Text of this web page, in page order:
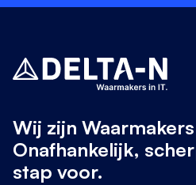
Wij zijn
Onafhankelijk,
stap voor.